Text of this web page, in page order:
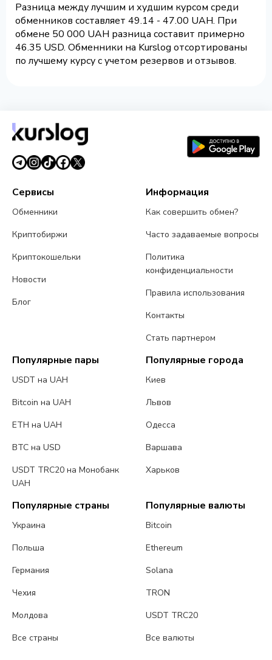
Разница между лучшим и худшим курсом среди
обменников составляет 49.14 - 47.00 UAH. При
обмене 50 000 UAH разница составит примерно
46.35 USD. Обменники на Kurslog отсортированы
по лучшему курсу с учетом резервов и отзывов.
Сервисы
Обменники
Криптобиржи
Криптокошельки
Новости
Блог
Информация
Как совершить обмен?
Часто задаваемые вопросы
Политика
конфиденциальности
Правила использования
Контакты
Стать партнером
Популярные пары
USDT на UAH
Bitcoin на UAH
ETH на UAH
BTC на USD
USDT TRC20 на Монобанк
UAH
Популярные города
Киев
Львов
Одесса
Варшава
Харьков
Популярные страны
Украина
Польша
Германия
Чехия
Молдова
Все страны
Популярные валюты
Bitcoin
Ethereum
Solana
TRON
USDT TRC20
Все валюты